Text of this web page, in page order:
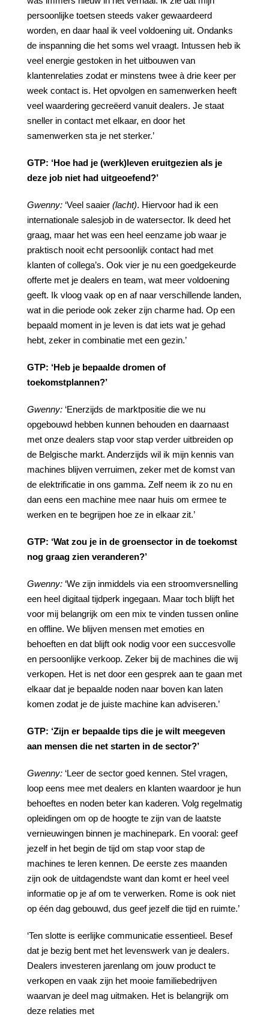
persoonlijke toetsen steeds vaker gewaardeerd
worden, en daar haal ik veel voldoening uit. Ondanks
de inspanning die het soms wel vraagt. Intussen heb ik
veel energie gestoken in het uitbouwen van
klantenrelaties zodat er minstens twee à drie keer per
week contact is. Het opvolgen en samenwerken heeft
veel waardering gecreëerd vanuit dealers. Je staat
sneller in contact met elkaar, en door het
samenwerken sta je net sterker.’
GTP: ‘Hoe had je (werk)leven eruitgezien als je
deze job niet had uitgeoefend?’
Gwenny: ‘Veel saaier (lacht). Hiervoor had ik een
internationale salesjob in de watersector. Ik deed het
graag, maar het was een heel eenzame job waar je
praktisch nooit echt persoonlijk contact had met
klanten of collega’s. Ook vier je nu een goedgekeurde
offerte met je dealers en team, wat meer voldoening
geeft. Ik vloog vaak op en af naar verschillende landen,
wat in die periode ook zeker zijn charme had. Op een
bepaald moment in je leven is dat iets wat je gehad
hebt, zeker in combinatie met een gezin.’
GTP: ‘Heb je bepaalde dromen of
toekomstplannen?’
Gwenny: ‘Enerzijds de marktpositie die we nu
opgebouwd hebben kunnen behouden en daarnaast
met onze dealers stap voor stap verder uitbreiden op
de Belgische markt. Anderzijds wil ik mijn kennis van
machines blijven verruimen, zeker met de komst van
de elektrificatie in ons gamma. Zelf neem ik zo nu en
dan eens een machine mee naar huis om ermee te
werken en te begrijpen hoe ze in elkaar zit.’
GTP: ‘Wat zou je in de groensector in de toekomst
nog graag zien veranderen?’
Gwenny: ‘We zijn inmiddels via een stroomversnelling
een heel digitaal tijdperk ingegaan. Maar toch blijft het
voor mij belangrijk om een mix te vinden tussen online
en offline. We blijven mensen met emoties en
behoeften en dat blijft ook nodig voor een succesvolle
en persoonlijke verkoop. Zeker bij de machines die wij
verkopen. Het is net door een gesprek aan te gaan met
elkaar dat je bepaalde noden naar boven kan laten
komen zodat je de juiste machine kan adviseren.’
GTP: ‘Zijn er bepaalde tips die je wilt meegeven
aan mensen die net starten in de sector?’
Gwenny: ‘Leer de sector goed kennen. Stel vragen,
loop eens mee met dealers en klanten waardoor je hun
behoeftes en noden beter kan kaderen. Volg regelmatig
opleidingen om op de hoogte te zijn van de laatste
vernieuwingen binnen je machinepark. En vooral: geef
jezelf in het begin de tijd om stap voor stap de
machines te leren kennen. De eerste zes maanden
zijn ook de uitdagendste want dan komt er heel veel
informatie op je af om te verwerken. Rome is ook niet
op één dag gebouwd, dus geef jezelf die tijd en ruimte.’
‘Ten slotte is eerlijke communicatie essentieel. Besef
dat je bezig bent met het levenswerk van je dealers.
Dealers investeren jarenlang om jouw product te
verkopen en vaak zijn het mooie familiebedrijven
waarvan je deel mag uitmaken. Het is belangrijk om
deze relaties met